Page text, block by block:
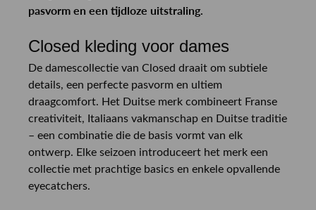
pasvorm en een tijdloze uitstraling.
Closed kleding voor dames
De damescollectie van Closed draait om subtiele
details, een perfecte pasvorm en ultiem
draagcomfort. Het Duitse merk combineert Franse
creativiteit, Italiaans vakmanschap en Duitse traditie
– een combinatie die de basis vormt van elk
ontwerp. Elke seizoen introduceert het merk een
collectie met prachtige basics en enkele opvallende
eyecatchers.